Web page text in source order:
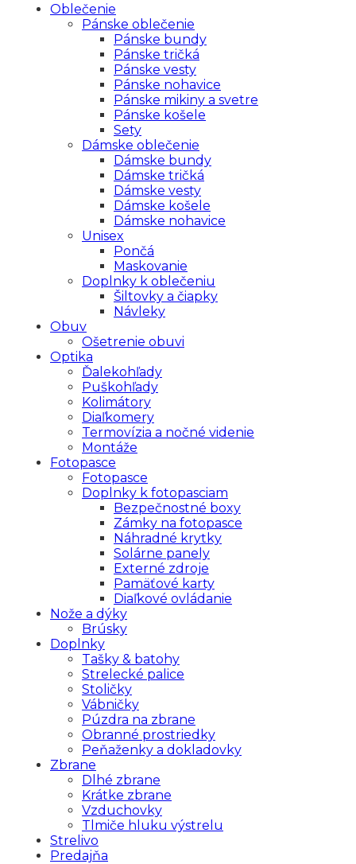
Oblečenie
Pánske oblečenie
Pánske bundy
Pánske tričká
Pánske vesty
Pánske nohavice
Pánske mikiny a svetre
Pánske košele
Sety
Dámske oblečenie
Dámske bundy
Dámske tričká
Dámske vesty
Dámske košele
Dámske nohavice
Unisex
Pončá
Maskovanie
Doplnky k oblečeniu
Šiltovky a čiapky
Návleky
Obuv
Ošetrenie obuvi
Optika
Ďalekohľady
Puškohľady
Kolimátory
Diaľkomery
Termovízia a nočné videnie
Montáže
Fotopasce
Fotopasce
Doplnky k fotopasciam
Bezpečnostné boxy
Zámky na fotopasce
Náhradné krytky
Solárne panely
Externé zdroje
Pamäťové karty
Diaľkové ovládanie
Nože a dýky
Brúsky
Doplnky
Tašky & batohy
Strelecké palice
Stoličky
Vábničky
Púzdra na zbrane
Obranné prostriedky
Peňaženky a dokladovky
Zbrane
Dlhé zbrane
Krátke zbrane
Vzduchovky
Tlmiče hluku výstrelu
Strelivo
Predajňa